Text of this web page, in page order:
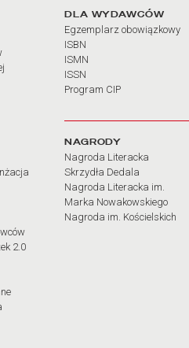
2.0
DLA WYDAWCÓW
Egzemplarz obowiązkowy
ISBN
ISMN
ISSN
Program CIP
NAGRODY
Nagroda Literacka
Skrzydła Dedala
Nagroda Literacka im.
Marka Nowakowskiego
Nagroda im. Kościelskich